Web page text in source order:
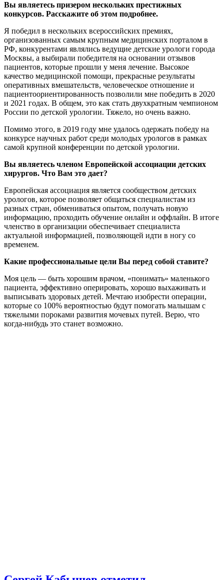
Вы являетесь призером нескольких престижных
конкурсов. Расскажите об этом подробнее.
Я победил в нескольких всероссийских премиях,
организованных самым крупным медицинских порталом в
РФ, конкурентами являлись ведущие детские урологи города
Москвы, а выбирали победителя на основании отзывов
пациентов, которые прошли у меня лечение. Высокое
качество медицинской помощи, прекрасные результаты
оперативных вмешательств, человеческое отношение и
пациентоориентированность позволили мне победить в 2020
и 2021 годах. В общем, это как стать двухкратным чемпионом
России по детской урологии. Тяжело, но очень важно.
Помимо этого, в 2019 году мне удалось одержать победу на
конкурсе научных работ среди молодых урологов в рамках
самой крупной конференции по детской урологии.
Вы являетесь членом Европейской ассоциации детских
хирургов. Что Вам это дает?
Европейская ассоциация является сообществом детских
урологов, которое позволяет общаться специалистам из
разных стран, обмениваться опытом, получать новую
информацию, проходить обучение онлайн и оффлайн. В итоге
членство в организации обеспечивает специалиста
актуальной информацией, позволяющей идти в ногу со
временем.
Какие профессиональные цели Вы перед собой ставите?
Моя цель — быть хорошим врачом, «понимать» маленького
пациента, эффективно оперировать, хорошо выхаживать и
выписывать здоровых детей. Мечтаю изобрести операции,
которые со 100% вероятностью будут помогать малышам с
тяжелыми пороками развития мочевых путей. Верю, что
когда-нибудь это станет возможно.